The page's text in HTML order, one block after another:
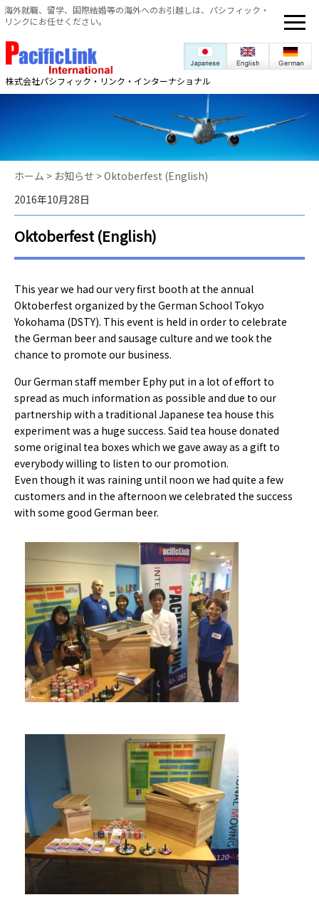
株式会社パシフィック・リンク・インターナショナル
海外就職、留学、国際結婚等の海外へのお引越しは、パシフィック・
リンクにお任せください。
ホーム > お知らせ >Oktoberfest (English)
2016年10月28日
Oktoberfest (English)
This year we had our very first booth at the annual
Oktoberfest organized by the German School Tokyo
Yokohama (DSTY). This event is held in order to celebrate
the German beer and sausage culture and we took the
chance to promote our business.
Our German staff member Ephy put in a lot of effort to
spread as much information as possible and due to our
partnership with a traditional Japanese tea house this
experiment was a huge success. Said tea house donated
some original tea boxes which we gave away as a gift to
everybody willing to listen to our promotion.
Even though it was raining until noon we had quite a few
customers and in the afternoon we celebrated the success
with some good German beer.